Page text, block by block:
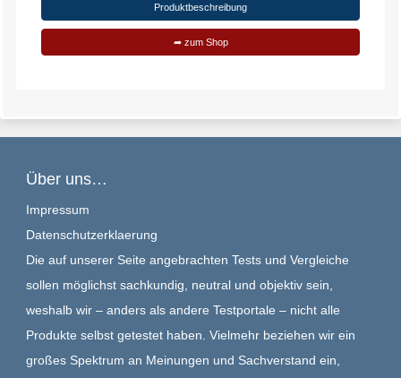
Produktbeschreibung
➦ zum Shop
Über uns…
Impressum
Datenschutzerklaerung
Die auf unserer Seite angebrachten Tests und Vergleiche
sollen möglichst sachkundig, neutral und objektiv sein,
weshalb wir – anders als andere Testportale – nicht alle
Produkte selbst getestet haben. Vielmehr beziehen wir ein
großes Spektrum an Meinungen und Sachverstand ein,